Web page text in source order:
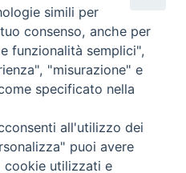
simili per
consenso, anche per
funzionalità semplici",
"misurazione" e
specificato nella
all'utilizzo dei
puoi avere
cookie utilizzati e